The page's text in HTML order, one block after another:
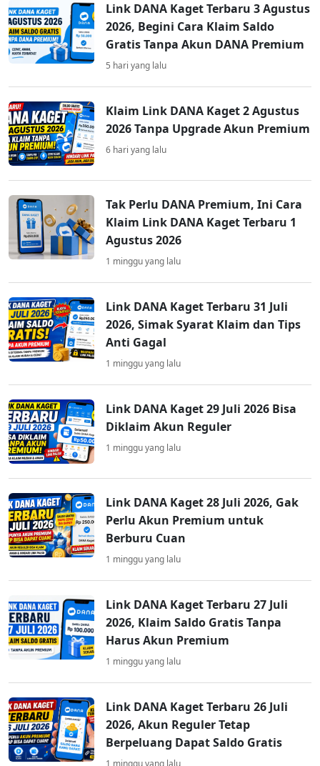
Link DANA Kaget Terbaru 3 Agustus
2026, Begini Cara Klaim Saldo
Gratis Tanpa Akun DANA Premium
5 hari yang lalu
Klaim Link DANA Kaget 2 Agustus
2026 Tanpa Upgrade Akun Premium
6 hari yang lalu
Tak Perlu DANA Premium, Ini Cara
Klaim Link DANA Kaget Terbaru 1
Agustus 2026
1 minggu yang lalu
Link DANA Kaget Terbaru 31 Juli
2026, Simak Syarat Klaim dan Tips
Anti Gagal
1 minggu yang lalu
Link DANA Kaget 29 Juli 2026 Bisa
Diklaim Akun Reguler
1 minggu yang lalu
Link DANA Kaget 28 Juli 2026, Gak
Perlu Akun Premium untuk
Berburu Cuan
1 minggu yang lalu
Link DANA Kaget Terbaru 27 Juli
2026, Klaim Saldo Gratis Tanpa
Harus Akun Premium
1 minggu yang lalu
Link DANA Kaget Terbaru 26 Juli
2026, Akun Reguler Tetap
Berpeluang Dapat Saldo Gratis